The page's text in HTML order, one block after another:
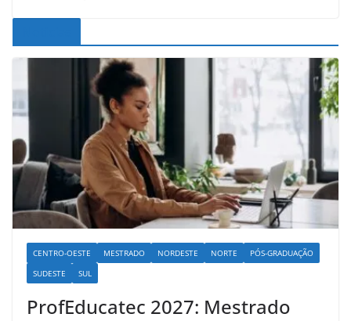
CENTRO-OESTE MESTRADO NORDESTE NORTE
PÓS-GRADUAÇÃO
SUDESTE
SUL
ProfEducatec 2027: Mestrado